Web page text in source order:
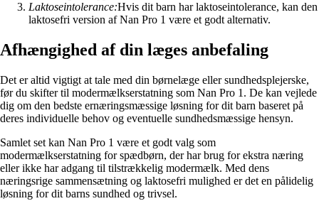
Laktoseintolerance:Hvis dit barn har laktoseintolerance, kan den
laktosefri version af Nan Pro 1 være et godt alternativ.
Afhængighed af din læges anbefaling
Det er altid vigtigt at tale med din børnelæge eller sundhedsplejerske,
før du skifter til modermælkserstatning som Nan Pro 1. De kan vejlede
dig om den bedste ernæringsmæssige løsning for dit barn baseret på
deres individuelle behov og eventuelle sundhedsmæssige hensyn.
Samlet set kan Nan Pro 1 være et godt valg som
modermælkserstatning for spædbørn, der har brug for ekstra næring
eller ikke har adgang til tilstrækkelig modermælk. Med dens
næringsrige sammensætning og laktosefri mulighed er det en pålidelig
løsning for dit barns sundhed og trivsel.